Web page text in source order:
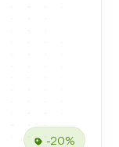
-20%